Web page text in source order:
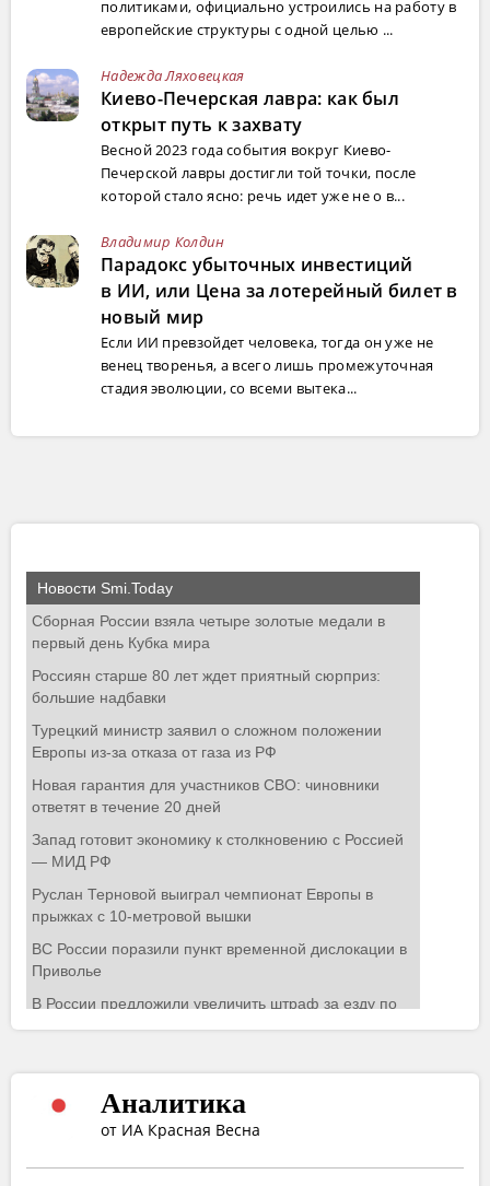
политиками, официально устроились на работу в
европейские структуры с одной целью ...
Надежда Ляховецкая
Киево-Печерская лавра: как был
открыт путь к захвату
Весной 2023 года события вокруг Киево-
Печерской лавры достигли той точки, после
которой стало ясно: речь идет уже не о в...
Владимир Колдин
Парадокс убыточных инвестиций
в ИИ, или Цена за лотерейный билет в
новый мир
Если ИИ превзойдет человека, тогда он уже не
венец творенья, а всего лишь промежуточная
стадия эволюции, со всеми вытека...
Аналитика
от ИА Красная Весна